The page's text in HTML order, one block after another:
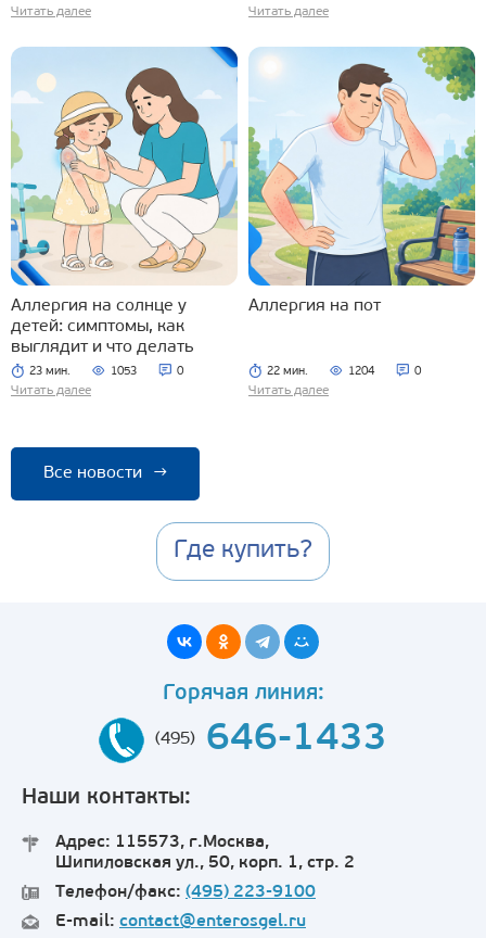
Читать далее Читать далее
Аллергия на солнце у
детей: симптомы, как
выглядит и что делать
23 мин. 1053 0
Читать далее
Аллергия на пот
22 мин. 1204 0
Читать далее
Все новости →
Где купить?
Горячая линия:
(495) 646-1433
Наши контакты:
Адрес: 115573, г.Москва,
Шипиловская ул., 50, корп. 1, стр. 2
Телефон/факс: (495) 223-9100
E-mail: contact@enterosgel.ru